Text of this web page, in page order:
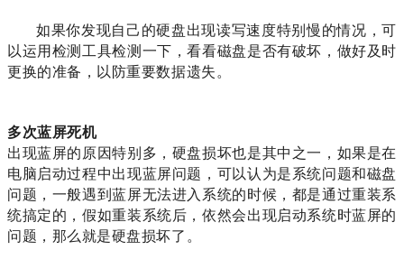
如果你发现自己的硬盘出现读写速度特别慢的情况，可
以运用检测工具检测一下，看看磁盘是否有破坏，做好及时
更换的准备，以防重要数据遗失。
多次蓝屏死机
出现蓝屏的原因特别多，硬盘损坏也是其中之一，如果是在
电脑启动过程中出现蓝屏问题，可以认为是系统问题和磁盘
问题，一般遇到蓝屏无法进入系统的时候，都是通过重装系
统搞定的，假如重装系统后，依然会出现启动系统时蓝屏的
问题，那么就是硬盘损坏了。